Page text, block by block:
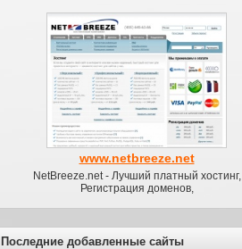
www.netbreeze.net
NetBreeze.net - Лучший платный хостинг,
Регистрация доменов,
Последние добавленные сайты